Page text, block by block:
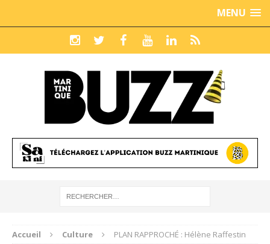
MENU
Accueil Culture PLAN RAPPROCHÉ : Hélène Raffestin